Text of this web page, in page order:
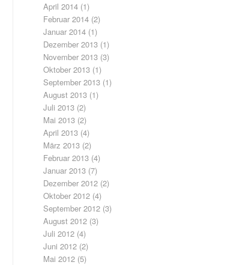
April 2014 (1)
Februar 2014 (2)
Januar 2014 (1)
Dezember 2013 (1)
November 2013 (3)
Oktober 2013 (1)
September 2013 (1)
August 2013 (1)
Juli 2013 (2)
Mai 2013 (2)
April 2013 (4)
März 2013 (2)
Februar 2013 (4)
Januar 2013 (7)
Dezember 2012 (2)
Oktober 2012 (4)
September 2012 (3)
August 2012 (3)
Juli 2012 (4)
Juni 2012 (2)
Mai 2012 (5)